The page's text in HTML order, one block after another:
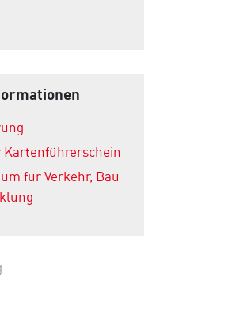
für Verkehr, Bau